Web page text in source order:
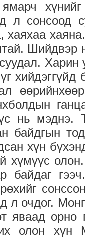
л сонсоод
хаяхаа
Шийдвэр
Харин
нь мэднэ.
байдгын
хүн
хүмүүс
байдаг
л очдог.
яваад
олон хүн